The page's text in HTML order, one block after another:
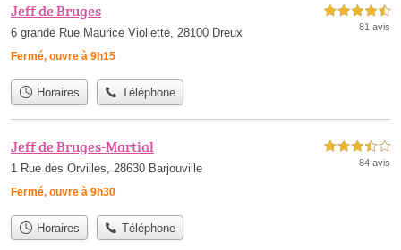
Jeff de Bruges
6 grande Rue Maurice Viollette, 28100 Dreux
Fermé, ouvre à 9h15
4,5 étoiles sur 5
81 avis
Horaires Téléphone
Jeff de Bruges-Martial
1 Rue des Orvilles, 28630 Barjouville
Fermé, ouvre à 9h30
3,5 étoiles sur 5
84 avis
Horaires Téléphone